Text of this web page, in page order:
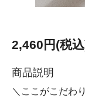
2,460円(税
商品説明
＼ここがこだわ